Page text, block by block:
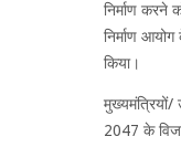
निर्माण करने
निर्माण
किया।
मुख्यमंत्रियों/
2047 के